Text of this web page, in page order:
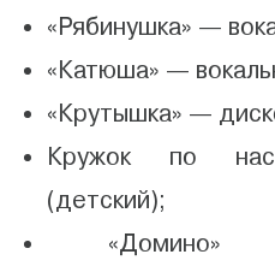
«Рябинушка» —
«Катюша» —
«Крутышка» —
Кружок по
(детский);
«Домино» —